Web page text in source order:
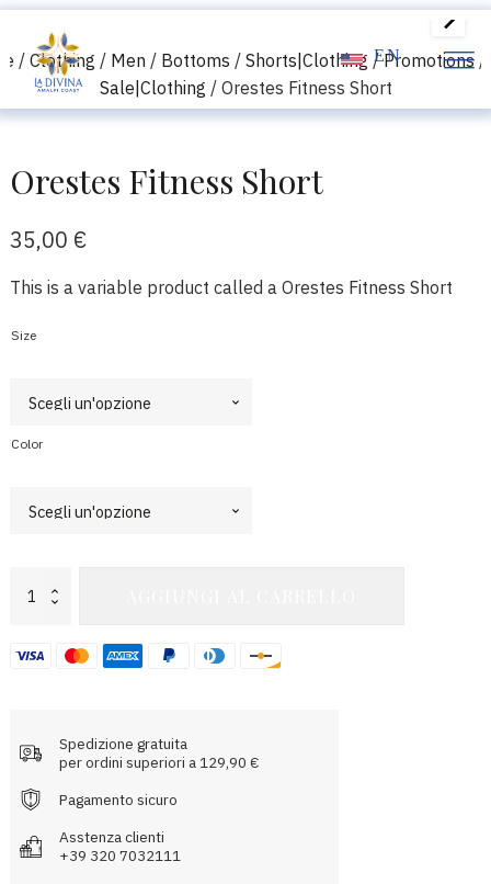
EN
/ Clothing / Men / Bottoms / Shorts|Clothing /Promotions /
Sale|Clothing / Orestes Fitness Short
Orestes Fitness Short
35,00 €
This is a variable product called a Orestes Fitness Short
Size
Color
Orestes
Fitness
Spedizione gratuita
per ordini superiori a 129,90 €
Pagamento sicuro
Asstenza clienti
+39 320 7032111